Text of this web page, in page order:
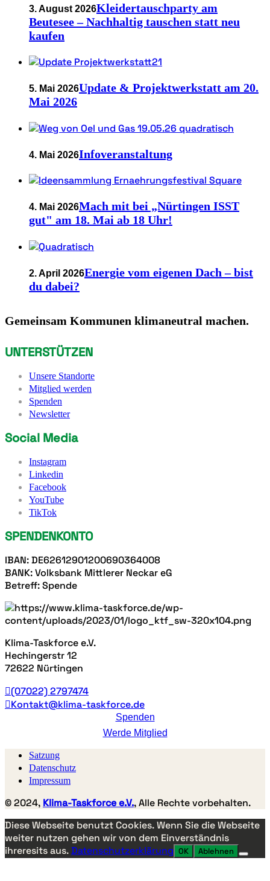
3. August 2026Kleidertauschparty am
Beutesee – Nachhaltig tauschen statt neu
kaufen
5. Mai 2026Update & Projektwerkstatt am 20.
Mai 2026
4. Mai 2026Infoveranstaltung
4. Mai 2026Mach mit bei „Nürtingen ISST
gut" am 18. Mai ab 18 Uhr!
2. April 2026Energie vom eigenen Dach – bist
du dabei?
Gemeinsam Kommunen klimaneutral machen.
UNTERSTÜTZEN
Unsere Standorte
Mitglied werden
Spenden
Newsletter
Social Media
Instagram
Linkedin
Facebook
YouTube
TikTok
SPENDENKONTO
IBAN: DE62612901200690364008
BANK: Volksbank Mittlerer Neckar eG
Betreff: Spende
Klima-Taskforce e.V.
Hechingerstr 12
72622 Nürtingen
(07022) 2797474
Kontakt@klima-taskforce.de
Spenden
Werde Mitglied
Satzung
Datenschutz
Impressum
© 2024, Klima-Taskforce e.V., Alle Rechte vorbehalten.
Diese Webseite benutzt Cookies. Wenn Sie die Webseite
weiter nutzen gehen wir von dem Einverständnis
ihreresits aus.Datenschutzerklärung OK Ablehnen